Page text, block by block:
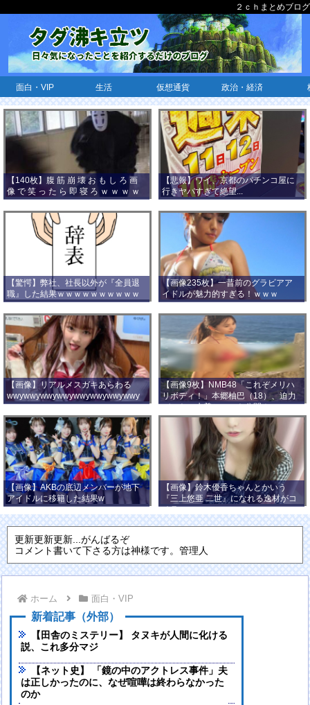
２ｃｈまとめブログ
面白・VIP 生活 仮想通貨 政治・経済
【140枚】腹 筋 崩 壊 お も し ろ 画
像 で 笑 っ た ら 即 寝 ろ ｗ ｗ ｗ ｗ
ｗ ｗ ｗ ｗ ｗ ｗ ｗ ｗ
【悲報】ワイ、京都のパチンコ屋に
行きヤバすぎて絶望...
【驚愕】弊社、社長以外が『全員退
職』した結果ｗｗｗｗｗｗｗｗｗｗ
ｗｗｗ
【画像235枚】一昔前のグラビアア
イドルが魅力的すぎる！ｗｗｗ
【画像】リアルメスガキあらわる
wwywwywwywwywwywwywwywwy
wwy
【画像9枚】NMB48「これぞメリハ
リボディ！」本郷柚巴（18）、迫力
バストの水着ショット公開！
【画像】AKBの底辺メンバーが地下
アイドルに移籍した結果w
【画像】鈴木優香ちゃんとかいう
『三上悠亜 二世』になれる逸材がコ
チラ
更新更新更新...がんばるぞ
コメント書いて下さる方は神様です。管理人
ホーム 面白・VIP
新着記事（外部）
【田舎のミステリー】 タヌキが人間に化ける
説、これ多分マジ
【ネット史】 「鏡の中のアクトレス事件」夫
は正しかったのに、なぜ喧嘩は終わらなかった
のか